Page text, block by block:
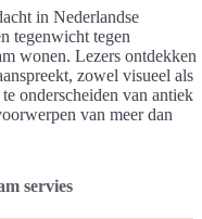
in Nederlandse
tegenwicht tegen
wonen. Lezers ontdekken
zowel visueel als
onderscheiden van antiek
van meer dan
servies